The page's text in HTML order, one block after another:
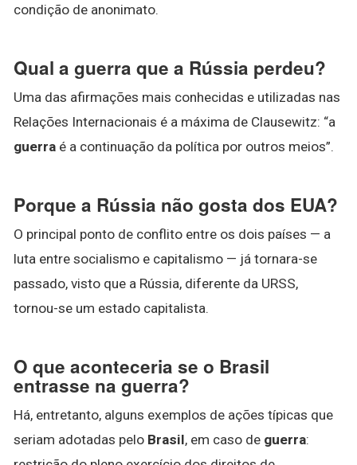
condição de anonimato.
Qual a guerra que a Rússia perdeu?
Uma das afirmações mais conhecidas e utilizadas nas
Relações Internacionais é a máxima de Clausewitz: “a
guerra é a continuação da política por outros meios”.
Porque a Rússia não gosta dos EUA?
O principal ponto de conflito entre os dois países — a
luta entre socialismo e capitalismo — já tornara-se
passado, visto que a Rússia, diferente da URSS,
tornou-se um estado capitalista.
O que aconteceria se o Brasil
entrasse na guerra?
Há, entretanto, alguns exemplos de ações típicas que
seriam adotadas pelo Brasil, em caso de guerra: